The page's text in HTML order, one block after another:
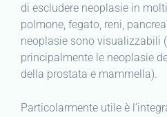
di escludere neoplasie in
polmone, fegato, reni,
neoplasie sono visualizzabili
principalmente le neoplasie
della prostata e mammella).
Particolarmente utile è